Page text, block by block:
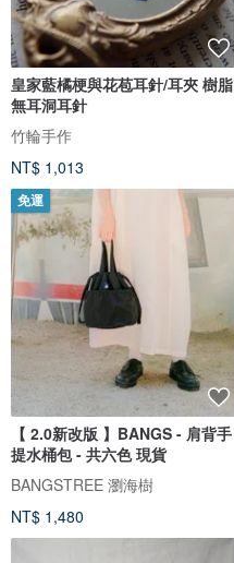
皇家藍橘梗與花苞耳針/耳夾 樹脂
無耳洞耳針
竹輪手作
NT$ 1,013
免運
【 2.0新改版 】BANGS - 肩背手
提水桶包 - 共六色 現貨
BANGSTREE 瀏海樹
NT$ 1,480